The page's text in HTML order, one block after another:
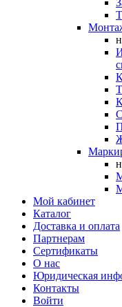
Мой кабинет
Каталог
Доставка и оплата
Партнерам
Сертификаты
О нас
Юридическая
Контакты
Войти